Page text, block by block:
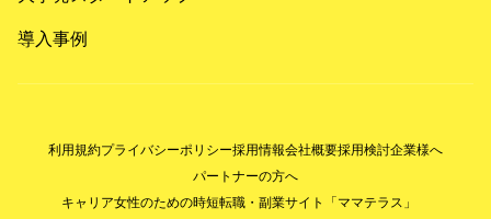
導入事例
利用規約プライバシーポリシー採用情報会社概要採用検討企業様へ
パートナーの方へ
キャリア女性のための時短転職・副業サイト「ママテラス」